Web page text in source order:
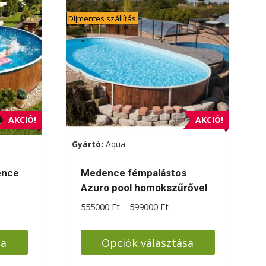
AKCIÓ!
Ft
AKCIÓ!
Díjmentes szállítás
Gyártó: Aqua
Medence fémpalástos
Azuro pool homokszűrővel
555000 Ft – 599000 FtÁrtartomány:
-
599000 Ft
Opciók választása